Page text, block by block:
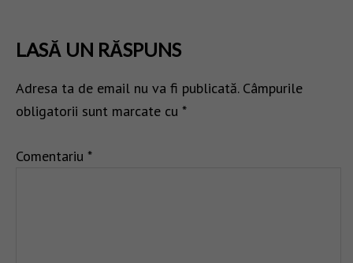
LASĂ UN RĂSPUNS
Adresa ta de email nu va fi publicată. Câmpurile
obligatorii sunt marcate cu *
Comentariu *